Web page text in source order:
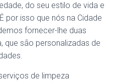
do seu estilo de vida e
por isso que nós na Cidade
fornecer-lhe duas
que são personalizadas de
de limpeza